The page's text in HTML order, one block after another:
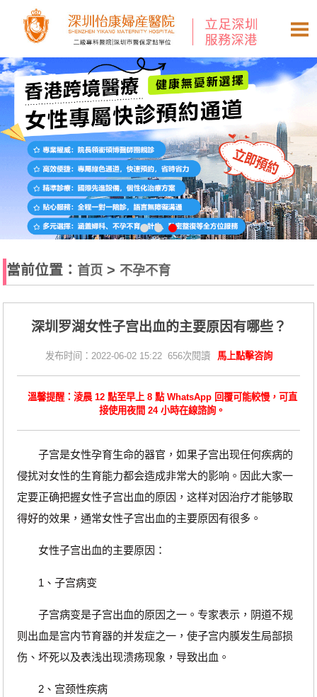
當前位置： 首页 > 不孕不育
深圳罗湖女性子宫出血的主要原因有哪些？
发布时间：2022-06-02 15:22 656次閱讀 馬上點擊咨詢
溫馨提醒：淩晨 12 點至早上 8 點 WhatsApp 回覆可能較慢，可直
接使用夜間 24 小時在線諮詢。
子宫是女性孕育生命的器官，如果子宫出现任何疾病的
侵扰对女性的生育能力都会造成非常大的影响。因此大家一
定要正确把握女性子宫出血的原因，这样对因治疗才能够取
得好的效果，通常女性子宫出血的主要原因有很多。
女性子宫出血的主要原因：
1、子宫病变
子宫病变是子宫出血的原因之一。专家表示，阴道不规
则出血是宫内节育器的并发症之一，使子宫内膜发生局部损
伤、坏死以及表浅出现溃疡现象，导致出血。
2、宫颈性疾病